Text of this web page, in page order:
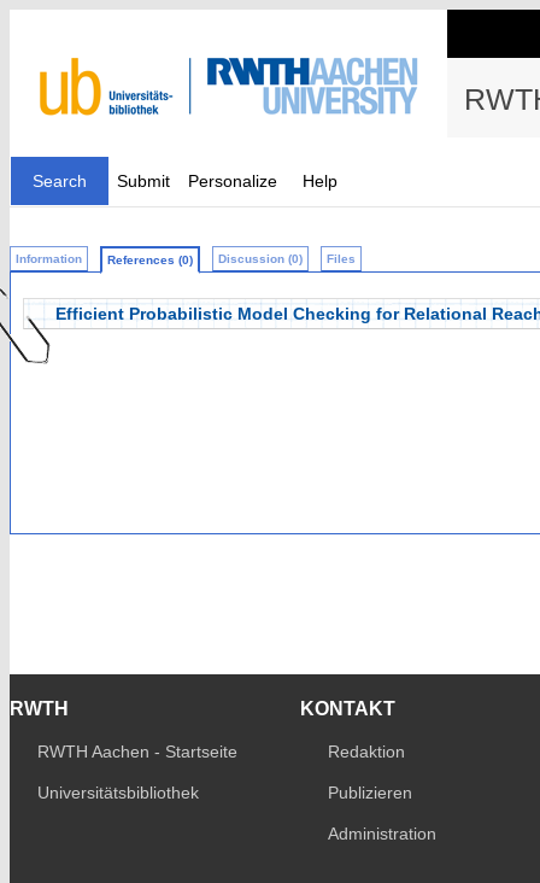
Search Submit Personalize Help
Information References (0) Discussion (0) Files
Efficient Probabilistic Model Checking for Relational
RWTH
RWTH Aachen - Startseite
Universitätsbibliothek
KONTAKT
Redaktion
Publizieren
Administration